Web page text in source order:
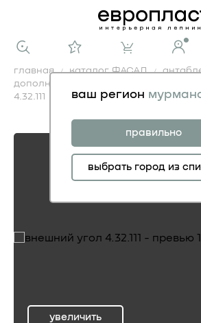
ваш регион
правильно
выбрать город из
главная каталог ФАСАД
дополнительные элементы фасадные
4.32.111
внешний угол
увеличить